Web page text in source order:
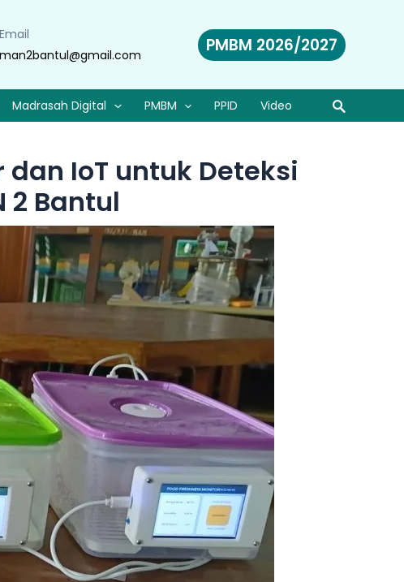
Email
man2bantul@gmail.com
PMBM 2026/2027
Madrasah Digital PMBM PPID Video
IoT untuk Deteksi
2 Bantul